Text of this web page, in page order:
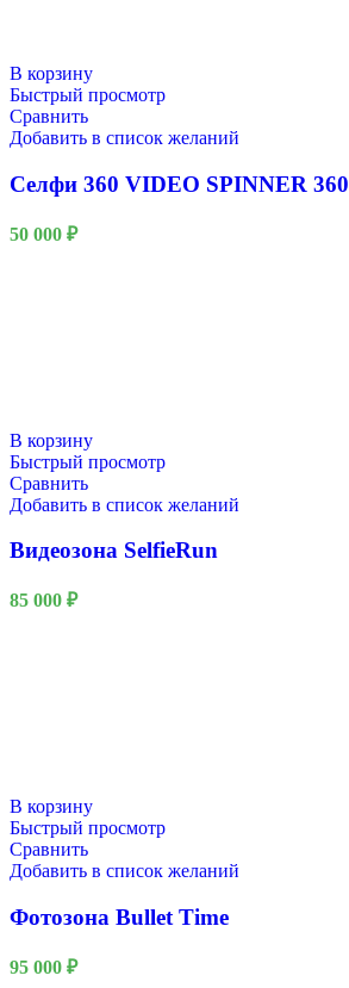
В корзину
Быстрый просмотр
Сравнить
Добавить в список желаний
Селфи 360 VIDEO SPINNER 360
50 000 ₽
В корзину
Быстрый просмотр
Сравнить
Добавить в список желаний
Видеозона SelfieRun
85 000 ₽
В корзину
Быстрый просмотр
Сравнить
Добавить в список желаний
Фотозона Bullet Time
95 000 ₽